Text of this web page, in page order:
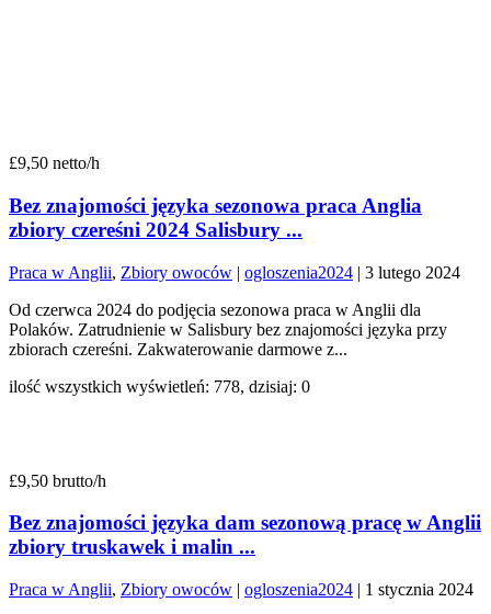
£9,50 netto/h
Bez znajomości języka sezonowa praca Anglia
zbiory czereśni 2024 Salisbury ...
Praca w Anglii, Zbiory owoców | ogloszenia2024 | 3 lutego 2024
Od czerwca 2024 do podjęcia sezonowa praca w Anglii dla
Polaków. Zatrudnienie w Salisbury bez znajomości języka przy
zbiorach czereśni. Zakwaterowanie darmowe z...
ilość wszystkich wyświetleń: 778, dzisiaj: 0
£9,50 brutto/h
Bez znajomości języka dam sezonową pracę w Anglii
zbiory truskawek i malin ...
Praca w Anglii, Zbiory owoców | ogloszenia2024 | 1 stycznia 2024